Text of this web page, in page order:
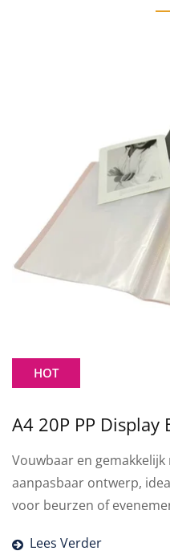
te nemen, met een
als promotioneel cadeau